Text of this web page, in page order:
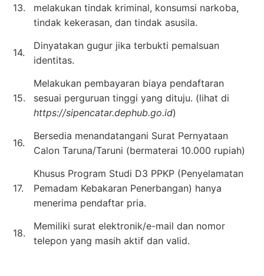
13.
melakukan tindak kriminal, konsumsi narkoba,
tindak kekerasan, dan tindak asusila.
14.
Dinyatakan gugur jika terbukti pemalsuan
identitas.
15.
Melakukan pembayaran biaya pendaftaran
sesuai perguruan tinggi yang dituju. (lihat di
https://sipencatar.dephub.go.id)
16.
Bersedia menandatangani Surat Pernyataan
Calon Taruna/Taruni (bermaterai 10.000 rupiah)
17.
Khusus Program Studi D3 PPKP (Penyelamatan
Pemadam Kebakaran Penerbangan) hanya
menerima pendaftar pria.
18.
Memiliki surat elektronik/e-mail dan nomor
telepon yang masih aktif dan valid.